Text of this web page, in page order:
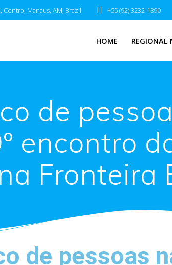
Centro, Manaus, AM, Brazil +55 (92) 3232-1890
HOME REGIONAL
de
encontro
Fronteira
de pessoas